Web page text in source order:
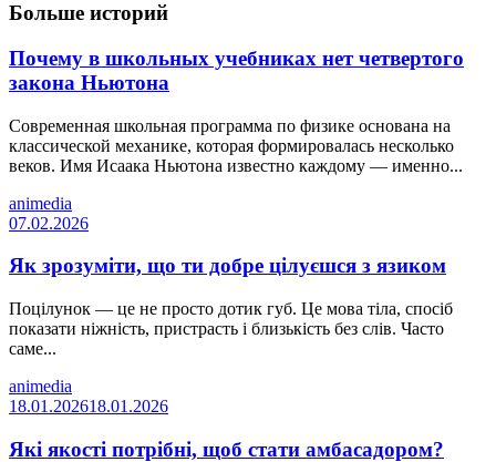
Больше историй
Почему в школьных учебниках нет четвертого
закона Ньютона
Современная школьная программа по физике основана на
классической механике, которая формировалась несколько
веков. Имя Исаака Ньютона известно каждому — именно...
animedia
07.02.2026
Як зрозуміти, що ти добре цілуєшся з язиком
Поцілунок — це не просто дотик губ. Це мова тіла, спосіб
показати ніжність, пристрасть і близькість без слів. Часто
саме...
animedia
18.01.202618.01.2026
Які якості потрібні, щоб стати амбасадором?